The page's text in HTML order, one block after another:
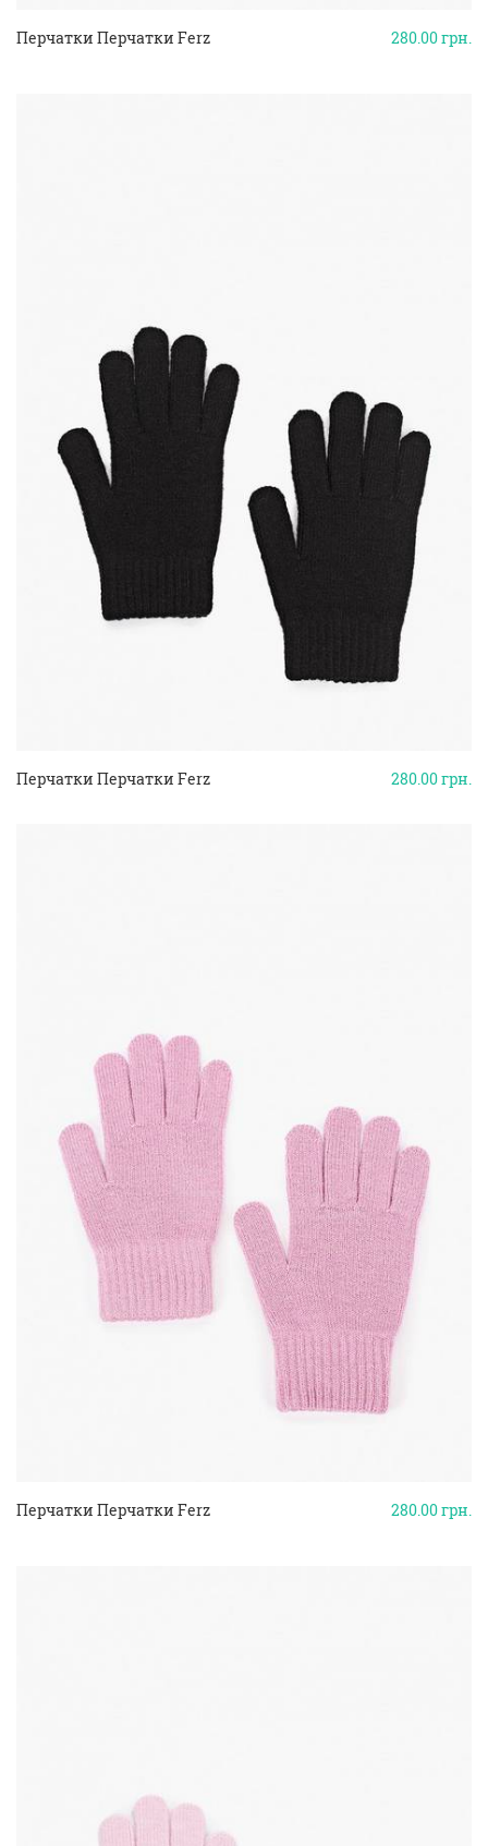
280.00грн.
Перчатки Перчатки Ferz
280.00грн.
Перчатки Перчатки Ferz
280.00грн.
Перчатки Перчатки Ferz